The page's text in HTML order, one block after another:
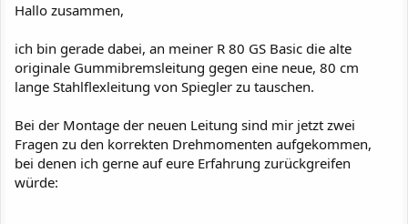
Hallo zusammen,
ich bin gerade dabei, an meiner R 80 GS Basic die alte
originale Gummibremsleitung gegen eine neue, 80 cm
lange Stahlflexleitung von Spiegler zu tauschen.
Bei der Montage der neuen Leitung sind mir jetzt zwei
Fragen zu den korrekten Drehmomenten aufgekommen,
bei denen ich gerne auf eure Erfahrung zurückgreifen
würde: